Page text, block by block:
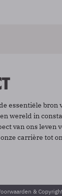
essentiële
wereld in
van ons leven
carrière tot
&